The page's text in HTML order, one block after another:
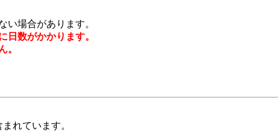
い場合があります。
日数がかかります。
。
れています。